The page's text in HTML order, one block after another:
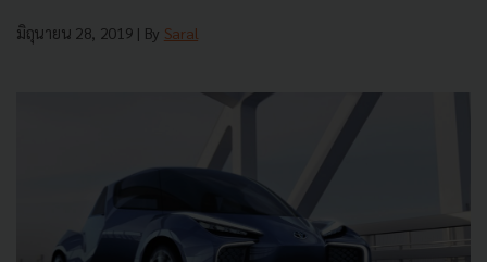
มิถุนายน 28, 2019 | By Saral